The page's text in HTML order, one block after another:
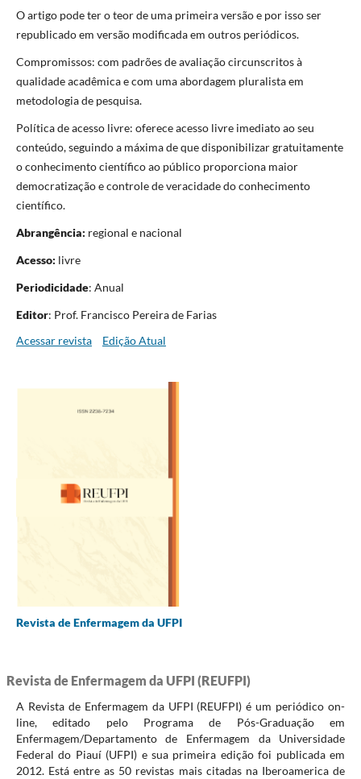
O artigo pode ter o teor de uma primeira versão e por isso ser
republicado em versão modificada em outros periódicos.
Compromissos: com padrões de avaliação circunscritos à
qualidade acadêmica e com uma abordagem pluralista em
metodologia de pesquisa.
Política de acesso livre: oferece acesso livre imediato ao seu
conteúdo, seguindo a máxima de que disponibilizar gratuitamente
o conhecimento científico ao público proporciona maior
democratização e controle de veracidade do conhecimento
científico.
Abrangência: regional e nacional
Acesso: livre
Periodicidade: Anual
Editor: Prof. Francisco Pereira de Farias
Acessar revista
Edição Atual
Revista de Enfermagem da UFPI
Revista de Enfermagem da UFPI (REUFPI)
A Revista de Enfermagem da UFPI (REUFPI) é um periódico on-
line, editado pelo Programa de Pós-Graduação em
Enfermagem/Departamento de Enfermagem da Universidade
Federal do Piauí (UFPI) e sua primeira edição foi publicada em
2012. Está entre as 50 revistas mais citadas na Iberoamerica de